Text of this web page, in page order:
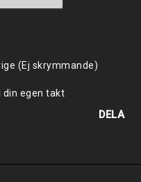
(Ej skrymmande)
din egen takt
DELA